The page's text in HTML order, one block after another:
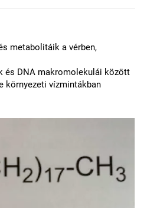
metabolitáik a vérben,
és DNA makromolekulái között
környezeti vízmintákban